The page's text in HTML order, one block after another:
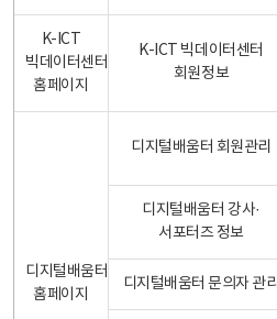
K-ICT
빅데이터센터
홈페이지
K-ICT 빅데이터센터
회원정보
디지털배움터
홈페이지
디지털배움터 회원관리
디지털배움터 강사·
서포터즈 정보
디지털배움터 문의자 관리